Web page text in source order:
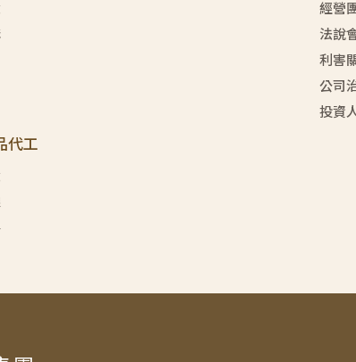
經營
法說
利害
公司
投資
代工